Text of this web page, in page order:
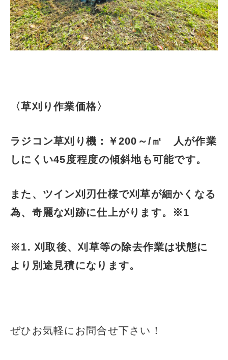
〈草刈り作業価格〉
ラジコン草刈り機：￥200～/㎡ 人が作業
しにくい45度程度の傾斜地も可能です。
また、ツイン刈刃仕様で刈草が細かくなる
為、奇麗な刈跡に仕上がります。※1
※1. 刈取後、刈草等の除去作業は状態に
より別途見積になります。
ぜひお気軽にお問合せ下さい！